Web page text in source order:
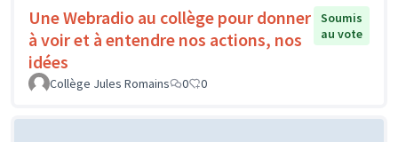
Une Webradio au collège pour donner
à voir et à entendre nos actions, nos
idées
Soumis
au vote
Collège Jules Romains 0 0